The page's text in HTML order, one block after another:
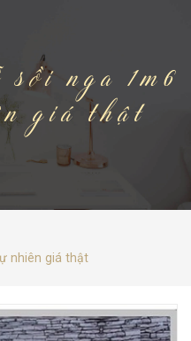
nga 1m6
giá thật
nhiên giá thật